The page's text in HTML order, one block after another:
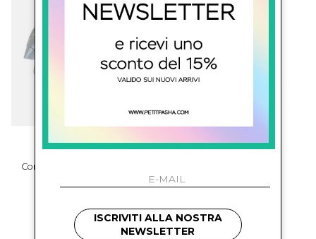
a' lapage
Completo Abito E Coulotte
ISCRIVITI ALLA NOSTRA
NEWSLETTER